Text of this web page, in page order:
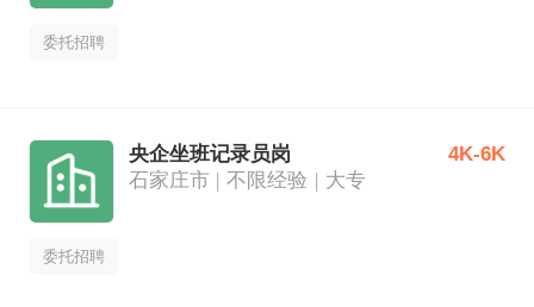
委托招聘
央企坐班记录员岗
石家庄市
不限经验 大专
4K-6K
委托招聘